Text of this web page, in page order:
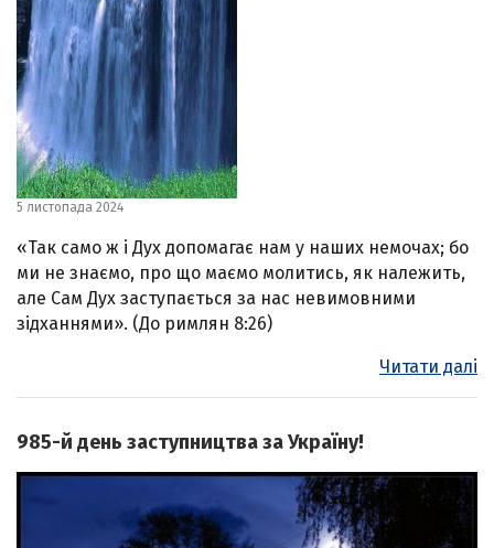
5 листопада 2024
«Так само ж і Дух допомагає нам у наших немочах; бо
ми не знаємо, про що маємо молитись, як належить,
але Сам Дух заступається за нас невимовними
зідханнями». (До римлян 8:26)
Читати далі
985-й день заступництва за Україну!